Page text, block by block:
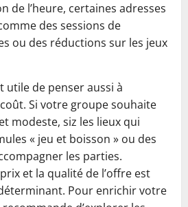
de l’heure, certaines adresses
des sessions de
ou des réductions sur les jeux
utile de penser aussi à
Si votre groupe souhaite
modeste, siz les lieux qui
« jeu et boisson » ou des
les parties.
et la qualité de l’offre est
Pour enrichir votre